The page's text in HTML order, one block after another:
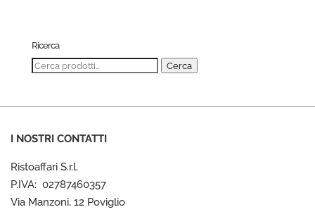
Ricerca
Cerca: Cerca
I NOSTRI CONTATTI
Ristoaffari S.r.l.
P.IVA: 02787460357
Via Manzoni, 12 Poviglio